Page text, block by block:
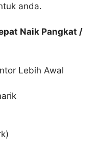
anda.
Naik Pangkat /
Lebih Awal